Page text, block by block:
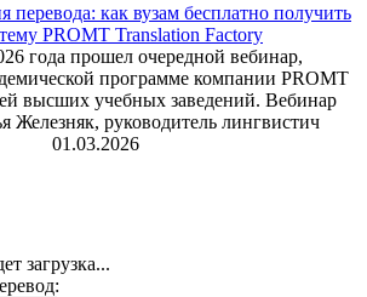
как вузам бесплатно получить
PROMT Translation Factory
года прошел очередной вебинар,
программе компании PROMT
высших учебных заведений. Вебинар
Железняк, руководитель лингвистич
01.03.2026
загрузка...